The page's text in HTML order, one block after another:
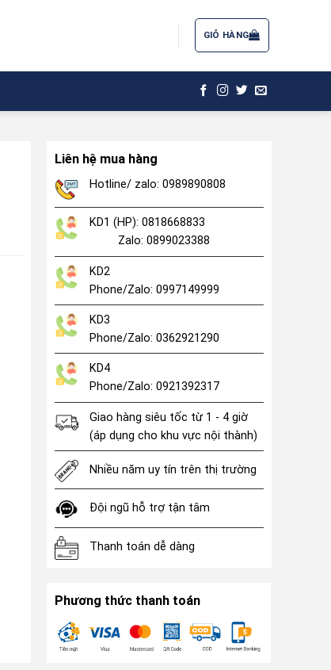
GIỎ HÀNG
Liên hệ mua hàng
Hotline/ zalo: 0989890808
KD1 (HP): 0818668833
Zalo: 0899023388
KD2
Phone/Zalo: 0997149999
KD3
Phone/Zalo: 0362921290
KD4
Phone/Zalo: 0921392317
Giao hàng siêu tốc từ 1 - 4 giờ
(áp dụng cho khu vực nội thành)
Nhiều năm uy tín trên thị trường
Đội ngũ hỗ trợ tận tâm
Thanh toán dễ dàng
Phương thức thanh toán